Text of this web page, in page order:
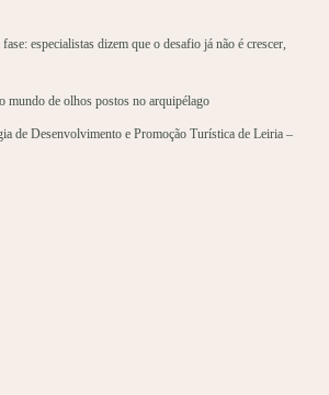
especialistas dizem que o desafio já não é crescer,
mundo de olhos postos no arquipélago
de Desenvolvimento e Promoção Turística de Leiria –